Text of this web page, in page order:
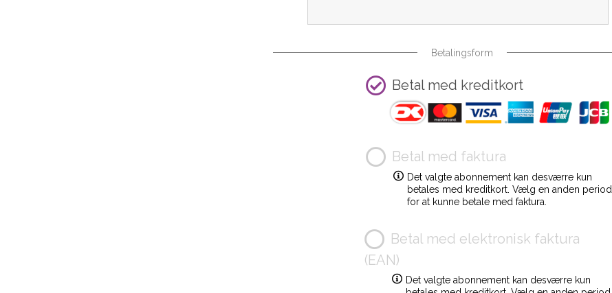
Betalingsform
Betal med kreditkort
Betal med faktura
Det valgte abonnement kan desværre kun
betales med kreditkort. Vælg en anden period
for at kunne betale med faktura.
Betal med elektronisk faktura
(EAN)
Det valgte abonnement kan desværre kun